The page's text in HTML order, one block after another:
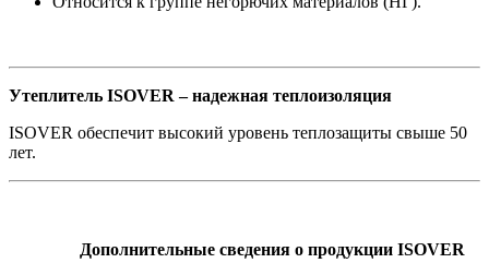
Утеплитель ISOVER – надежная теплоизоляция
ISOVER обеспечит высокий уровень теплозащиты свыше 50
лет.
Дополнительные сведения о продукции ISOVER